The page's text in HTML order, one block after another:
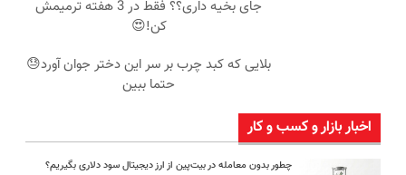
جای بخیه داری؟؟ فقط در 3 هفته ترمیمش
کن!😍
بلایی که کبد چرب بر سر این دختر جوان آورد😓
حتما ببین
اخبار بازار و کسب و کار
چطور بدون معامله در بیت‌پین از ارز دیجیتال سود دلاری بگیریم؟